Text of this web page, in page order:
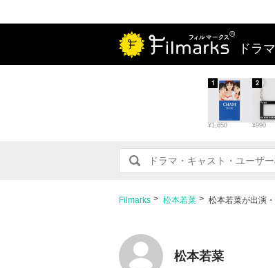
ドラマ
¥1,650
1
¥990
2
Filmarks 松本若菜 松本若菜が出演
松本若菜